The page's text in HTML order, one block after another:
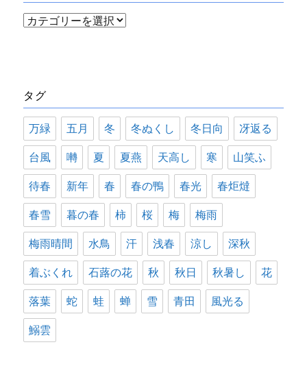
カ
ー
タグ
万緑 五月 冬 冬ぬくし 冬日向 冴返る
台風 囀 夏 夏燕 天高し 寒 山笑ふ
待春 新年 春 春の鴨 春光 春炬燵
春雪 暮の春 柿 桜 梅 梅雨
梅雨晴間 水鳥 汗 浅春 涼し 深秋
着ぶくれ 石蕗の花 秋 秋日 秋暑し 花
落葉 蛇 蛙 蝉 雪 青田 風光る
鰯雲